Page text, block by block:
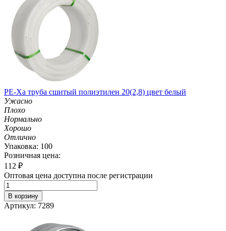
PE-Xa труба сшитый полиэтилен 20(2,8) цвет белый
Ужасно
Плохо
Нормально
Хорошо
Отлично
Упаковка: 100
Розничная цена:
112 ₽
Оптовая цена доступна после регистрации
В корзину
Артикул: 7289